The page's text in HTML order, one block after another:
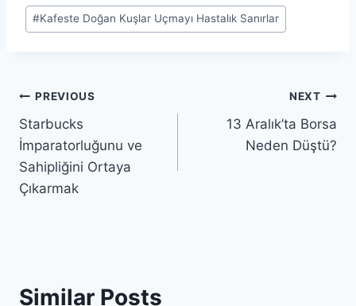
Post
Tags:
#Kafeste Doğan Kuşlar Uçmayı Hastalık Sanırlar
Post
navigation
PREVIOUS
Starbucks
İmparatorluğunu ve
Sahipliğini Ortaya
Çıkarmak
NEXT
13 Aralık’ta Borsa
Neden Düştü?
Similar Posts